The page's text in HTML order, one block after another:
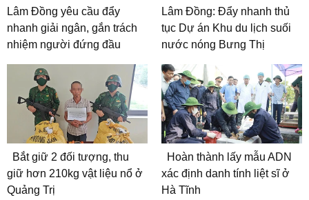
Lâm Đồng yêu cầu đẩy
nhanh giải ngân, gắn trách
nhiệm người đứng đầu
Lâm Đồng: Đẩy nhanh thủ
tục Dự án Khu du lịch suối
nước nóng Bưng Thị
Bắt giữ 2 đối tượng, thu
giữ hơn 210kg vật liệu nổ ở
Quảng Trị
Hoàn thành lấy mẫu ADN
xác định danh tính liệt sĩ ở
Hà Tĩnh